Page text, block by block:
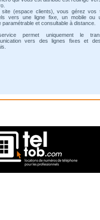
site (espace clients), vous gérez vos
vers une ligne fixe, un mobile ou
paramétrable et consultable à distance.
permet uniquement le
vers des lignes fixes et